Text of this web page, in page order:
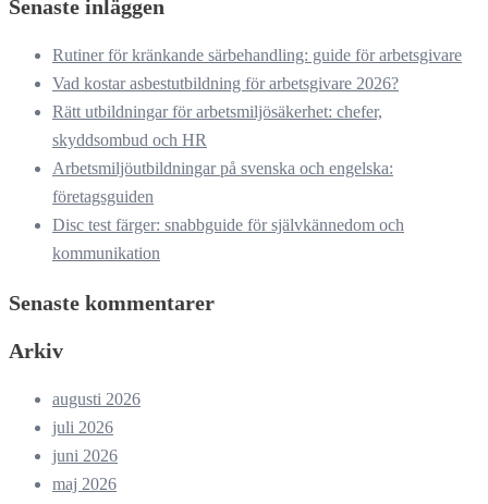
Senaste inläggen
Rutiner för kränkande särbehandling: guide för arbetsgivare
Vad kostar asbestutbildning för arbetsgivare 2026?
Rätt utbildningar för arbetsmiljösäkerhet: chefer,
skyddsombud och HR
Arbetsmiljöutbildningar på svenska och engelska:
företagsguiden
Disc test färger: snabbguide för självkännedom och
kommunikation
Senaste kommentarer
Arkiv
augusti 2026
juli 2026
juni 2026
maj 2026